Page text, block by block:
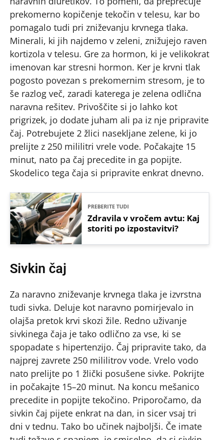
prekomerno kopičenje tekočin v telesu, kar bo
pomagalo tudi pri zniževanju krvnega tlaka.
Minerali, ki jih najdemo v zeleni, znižujejo raven
kortizola v telesu. Gre za hormon, ki je velikokrat
imenovan kar stresni hormon. Ker je krvni tlak
pogosto povezan s prekomernim stresom, je to
še razlog več, zaradi katerega je zelena odlična
naravna rešitev. Privoščite si jo lahko kot
prigrizek, jo dodate juham ali pa iz nje pripravite
čaj. Potrebujete 2 žlici nasekljane zelene, ki jo
prelijte z 250 mililitri vrele vode. Počakajte 15
minut, nato pa čaj precedite in ga popijte.
Skodelico tega čaja si pripravite enkrat dnevno.
PREBERITE TUDI
Zdravila v vročem avtu: Kaj
storiti po izpostavitvi?
Sivkin čaj
Za naravno zniževanje krvnega tlaka je izvrstna
tudi sivka. Deluje kot naravno pomirjevalo in
olajša pretok krvi skozi žile. Redno uživanje
sivkinega čaja je tako odlično za vse, ki se
spopadate s hipertenzijo. Čaj pripravite tako, da
najprej zavrete 250 mililitrov vode. Vrelo vodo
nato prelijte po 1 žlički posušene sivke. Pokrijte
in počakajte 15–20 minut. Na koncu mešanico
precedite in popijte tekočino. Priporočamo, da
sivkin čaj pijete enkrat na dan, in sicer vsaj tri
dni v tednu. Tako bo učinek najboljši. Če imate